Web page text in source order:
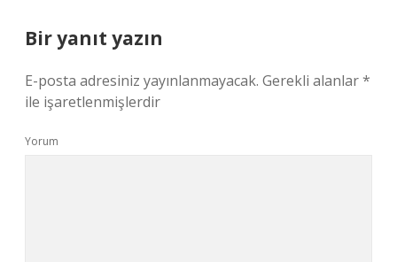
Bir yanıt yazın
E-posta adresiniz yayınlanmayacak. Gerekli alanlar*
ile işaretlenmişlerdir
Yorum